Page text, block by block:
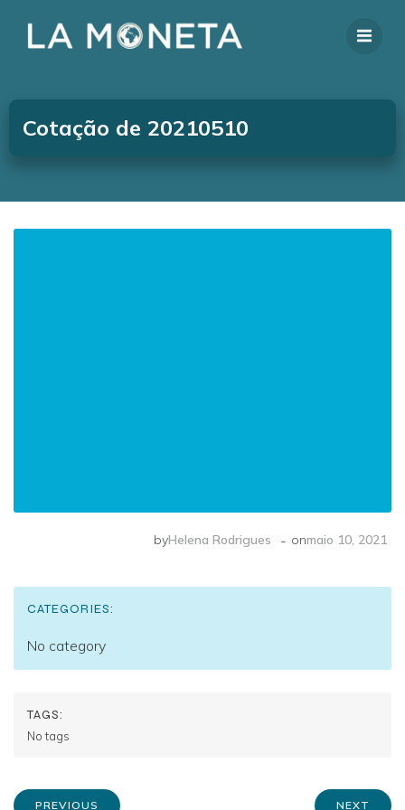
Cotação de 20210510
byHelena Rodrigues - onmaio 10, 2021
CATEGORIES:
No category
TAGS:
No tags
PREVIOUS NEXT